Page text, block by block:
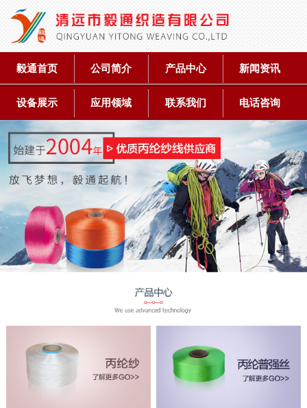
毅通首页 公司简介 产品中心 新闻资讯
设备展示 应用领域 联系我们 电话咨询